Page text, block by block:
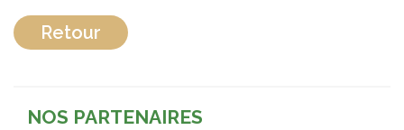
Retour
NOS PARTENAIRES